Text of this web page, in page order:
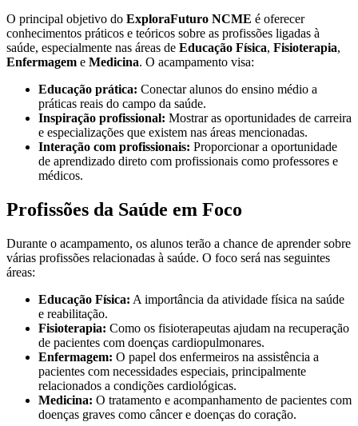
O principal objetivo do ExploraFuturo NCME é oferecer
conhecimentos práticos e teóricos sobre as profissões ligadas à
saúde, especialmente nas áreas de Educação Física, Fisioterapia,
Enfermagem e Medicina. O acampamento visa:
Educação prática: Conectar alunos do ensino médio a
práticas reais do campo da saúde.
Inspiração profissional: Mostrar as oportunidades de carreira
e especializações que existem nas áreas mencionadas.
Interação com profissionais: Proporcionar a oportunidade
de aprendizado direto com profissionais como professores e
médicos.
Profissões da Saúde em Foco
Durante o acampamento, os alunos terão a chance de aprender sobre
várias profissões relacionadas à saúde. O foco será nas seguintes
áreas:
Educação Física: A importância da atividade física na saúde
e reabilitação.
Fisioterapia: Como os fisioterapeutas ajudam na recuperação
de pacientes com doenças cardiopulmonares.
Enfermagem: O papel dos enfermeiros na assistência a
pacientes com necessidades especiais, principalmente
relacionados a condições cardiológicas.
Medicina: O tratamento e acompanhamento de pacientes com
doenças graves como câncer e doenças do coração.